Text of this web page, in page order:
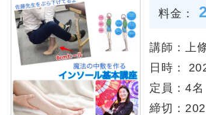
料金：
講師：上
日時：
定員：4名
締切：